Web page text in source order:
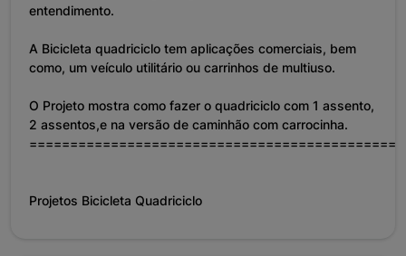
entendimento.
A Bicicleta quadriciclo tem aplicações comerciais, bem
como, um veículo utilitário ou carrinhos de multiuso.
O Projeto mostra como fazer o quadriciclo com 1 assento,
2 assentos,e na versão de caminhão com carrocinha.
Projetos Bicicleta Quadriciclo